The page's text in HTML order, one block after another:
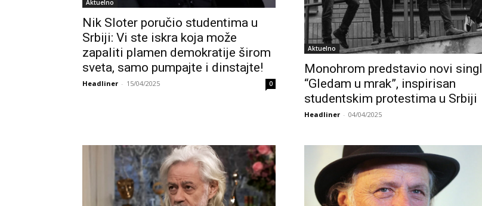
Aktuelno
Nik Sloter poručio studentima u
Srbiji: Vi ste iskra koja može
zapaliti plamen demokratije širom
sveta, samo pumpajte i dinstajte!
Headliner - 15/04/2025 0
Aktuelno
Monohrom predstavio novi singl
“Gledam u mrak”, inspirisan
studentskim protestima u Srbiji
Headliner - 04/04/2025